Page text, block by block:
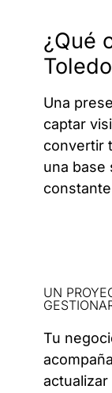
¿Qué
Una
captar
convertir
una base
UN
Tu